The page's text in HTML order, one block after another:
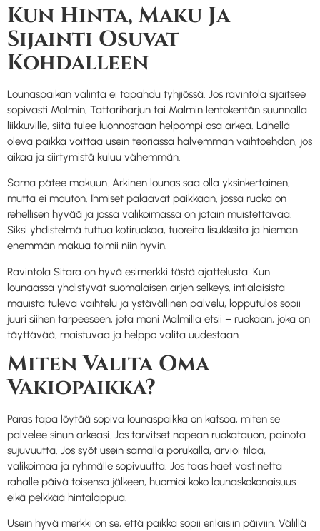
Kun Hinta, Maku Ja
Sijainti Osuvat
Kohdalleen
Lounaspaikan valinta ei tapahdu tyhjiössä. Jos ravintola sijaitsee
sopivasti Malmin, Tattariharjun tai Malmin lentokentän suunnalla
liikkuville, siitä tulee luonnostaan helpompi osa arkea. Lähellä
oleva paikka voittaa usein teoriassa halvemman vaihtoehdon, jos
aikaa ja siirtymistä kuluu vähemmän.
Sama pätee makuun. Arkinen lounas saa olla yksinkertainen,
mutta ei mauton. Ihmiset palaavat paikkaan, jossa ruoka on
rehellisen hyvää ja jossa valikoimassa on jotain muistettavaa.
Siksi yhdistelmä tuttua kotiruokaa, tuoreita lisukkeita ja hieman
enemmän makua toimii niin hyvin.
Ravintola Sitara on hyvä esimerkki tästä ajattelusta. Kun
lounaassa yhdistyvät suomalaisen arjen selkeys, intialaisista
mauista tuleva vaihtelu ja ystävällinen palvelu, lopputulos sopii
juuri siihen tarpeeseen, jota moni Malmilla etsii – ruokaan, joka on
täyttävää, maistuvaa ja helppo valita uudestaan.
Miten Valita Oma
Vakiopaikka?
Paras tapa löytää sopiva lounaspaikka on katsoa, miten se
palvelee sinun arkeasi. Jos tarvitset nopean ruokatauon, painota
sujuvuutta. Jos syöt usein samalla porukalla, arvioi tilaa,
valikoimaa ja ryhmälle sopivuutta. Jos taas haet vastinetta
rahalle päivä toisensa jälkeen, huomioi koko lounaskokonaisuus
eikä pelkkää hintalappua.
Usein hyvä merkki on se, että paikka sopii erilaisiin päiviin. Välillä